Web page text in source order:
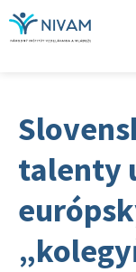
talenty